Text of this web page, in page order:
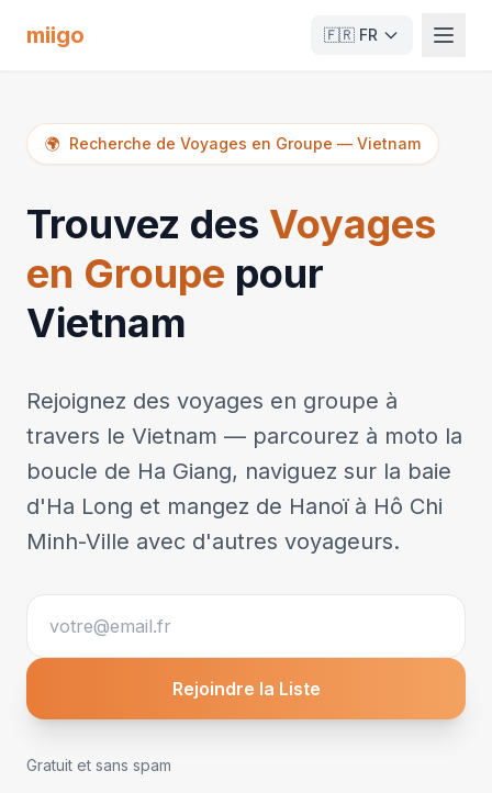
miigo 🇫🇷 FR
🌍 Recherche de Voyages en Groupe — Vietnam
Trouvez des Voyages
en Groupe pour
Vietnam
Rejoignez des voyages en groupe à
travers le Vietnam — parcourez à moto la
boucle de Ha Giang, naviguez sur la baie
d'Ha Long et mangez de Hanoï à Hô Chi
Minh-Ville avec d'autres voyageurs.
Rejoindre la Liste
Gratuit et sans spam